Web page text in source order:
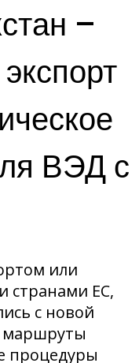
–
ВЭД с
или
странами ЕС,
с новой
маршруты
процедуры